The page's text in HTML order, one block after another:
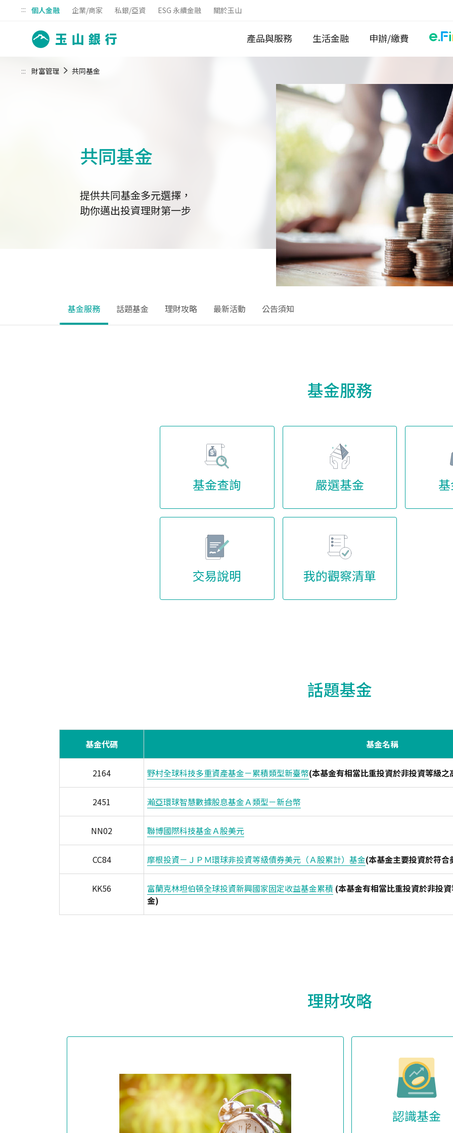
::: 個人金融 企業/商家 私銀/亞資 ESG 永續金融 關於玉山
產品與服務 生活金融 申辦/繳費
:::
共同基金
提供共同基金多元選擇，
助你邁出投資理財第一步
財富管理 共同基金
基金服務 話題基金 理財攻略 最新活動 公告須知
基金服務
基金查詢 嚴選基金
交易說明 我的觀察清單
話題基金
基金代碼 基金名稱
2164 野村全球科技多重資產基金－累積類型新臺幣(本基金有相當比重投資於非投資等級
2451 瀚亞環球智慧數據股息基金Ａ類型－新台幣
NN02 聯博國際科技基金Ａ股美元
CC84 摩根投資－ＪＰＭ環球非投資等級債券美元（Ａ股累計）基金(本基金主要投資於符
KK56 富蘭克林坦伯頓全球投資新興國家固定收益基金累積 (本基金有相當比重投資於非投
金)
理財攻略
認識基金